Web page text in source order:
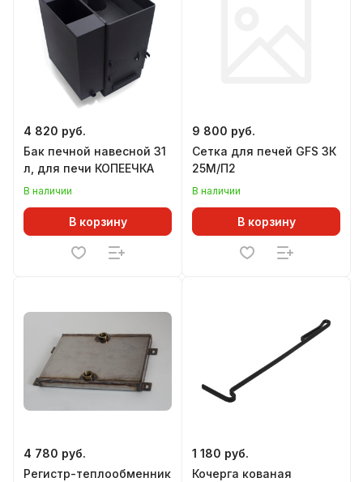
4 820 руб.
Бак печной навесной 31
л, для печи КОПЕЕЧКА
В наличии
В корзину
9 800 руб.
Сетка для печей GFS ЗК
25М/П2
В наличии
В корзину
4 780 руб.
Регистр-теплообменник
1 180 руб.
Кочерга кованая